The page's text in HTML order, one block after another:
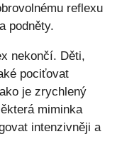
reflexu
podněty.
nekončí. Děti,
pociťovat
je zrychlený
miminka
intenzivněji a